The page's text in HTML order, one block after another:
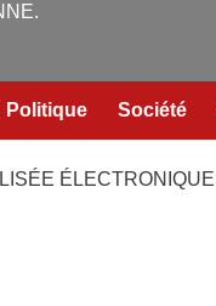
Politique Société